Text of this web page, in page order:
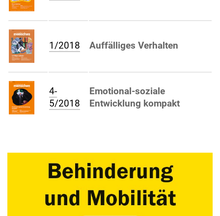
1/2018 Auffälliges Verhalten
4-
5/2018
Emotional-soziale
Entwicklung kompakt